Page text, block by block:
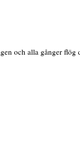
och alla gånger flög